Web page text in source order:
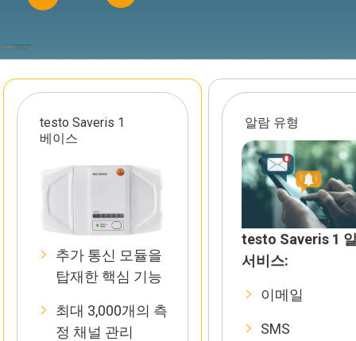
testo Saveris 1
베이스
추가 통신 모듈을
탑재한 핵심 기능
최대 3,000개의 측
정 채널 관리
알람 유형
testo Saveris 1
서비스:
이메일
SMS